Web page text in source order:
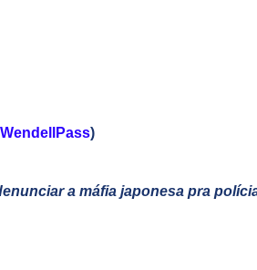
)
a máfia japonesa pra